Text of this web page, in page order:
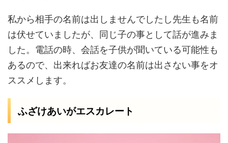
私から相手の名前は出しませんでしたし先生も名前
は伏せていましたが、同じ子の事として話が進みま
した。電話の時、会話を子供が聞いている可能性も
あるので、出来ればお友達の名前は出さない事をオ
ススメします。
ふざけあいがエスカレート